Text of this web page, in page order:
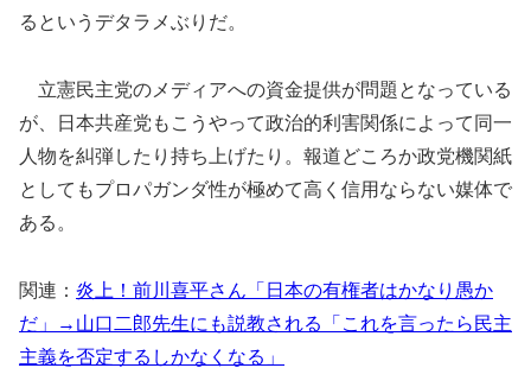
るというデタラメぶりだ。
立憲民主党のメディアへの資金提供が問題となっている
が、日本共産党もこうやって政治的利害関係によって同一
人物を糾弾したり持ち上げたり。報道どころか政党機関紙
としてもプロパガンダ性が極めて高く信用ならない媒体で
ある。
関連： 炎上！前川喜平さん「日本の有権者はかなり愚か
だ」→山口二郎先生にも説教される「これを言ったら民主
主義を否定するしかなくなる」